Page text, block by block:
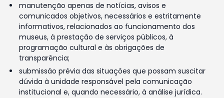
manutenção apenas de notícias, avisos e
comunicados objetivos, necessários e estritamente
informativos, relacionados ao funcionamento dos
museus, à prestação de serviços públicos, à
programação cultural e às obrigações de
transparência;
submissão prévia das situações que possam suscitar
dúvida à unidade responsável pela comunicação
institucional e, quando necessário, à análise jurídica.